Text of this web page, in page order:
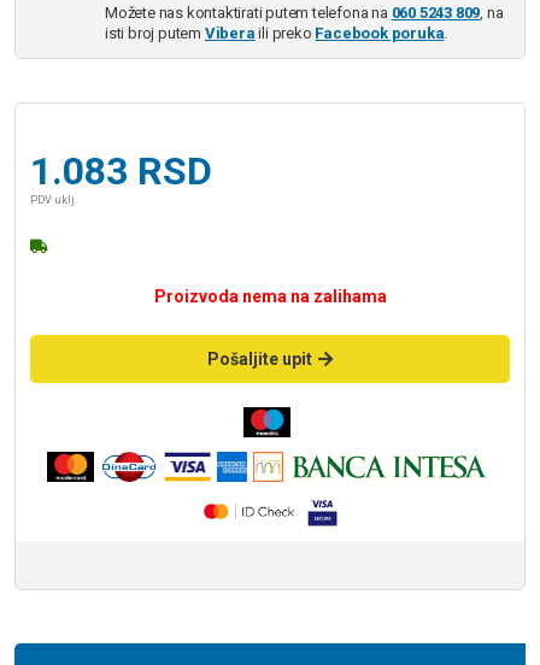
Možete nas kontaktirati putem telefona na 060 5243 809, na
isti broj putem Vibera ili preko Facebook poruka.
1.083 RSD
PDV uklj.
Proizvoda nema na zalihama
Pošaljite upit